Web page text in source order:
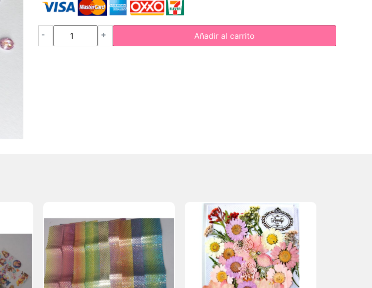
- + Añadir al carrito